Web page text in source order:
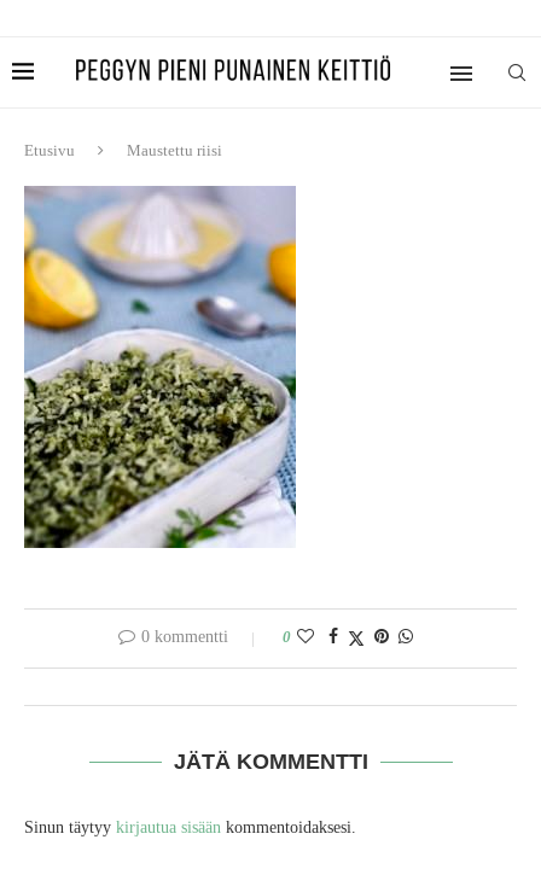
Etusivu Maustettu riisi
0 kommentti 0
JÄTÄ KOMMENTTI
Sinun täytyy kirjautua sisään kommentoidaksesi.